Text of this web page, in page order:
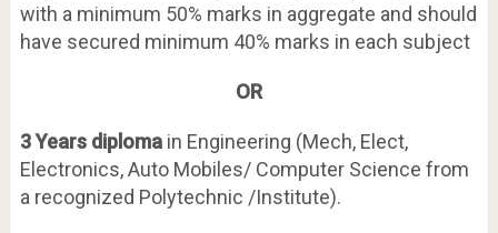
with a minimum 50% marks in aggregate and should
have secured minimum 40% marks in each subject
OR
3 Years diplomain Engineering (Mech, Elect,
Electronics, Auto Mobiles/ Computer Science from
a recognized Polytechnic /Institute).